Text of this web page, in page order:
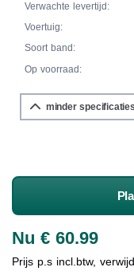
Verwachte levertijd:
Voertuig:
Soort band:
Op voorraad:
minder specificaties
Nu € 60.99
Prijs p.s incl.btw,